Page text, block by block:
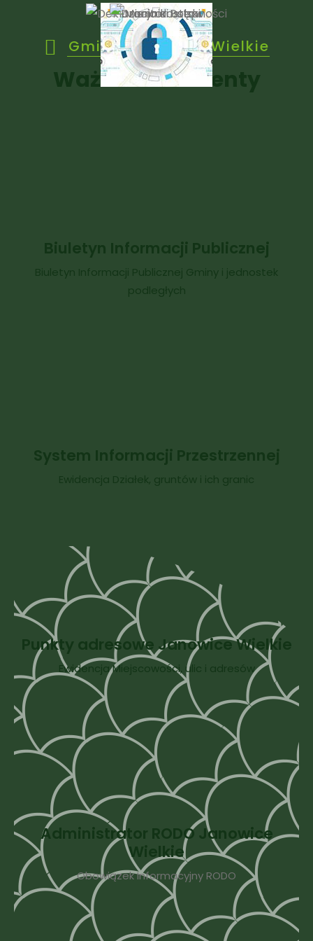
Gmina Janowice Wielkie
Ważne dokumenty
Biuletyn Informacji Publicznej
Biuletyn Informacji Publicznej Gminy i jednostek
podległych
System Informacji Przestrzennej
Ewidencja Działek, gruntów i ich granic
Punkty adresowe Janowice Wielkie
Ewidencja Miejscowości, ulic i adresów
Administrator RODO Janowice
Wielkie
Obowiązek Informacyjny RODO